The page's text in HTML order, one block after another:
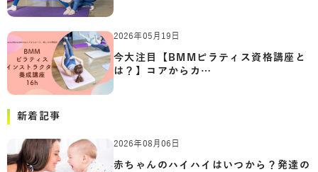
2026年05月19日
今大注目【BMMピラティス資格講座と
は？】コアからカ…
新着記事
2026年08月06日
赤ちゃんのハイハイはいつから？発達の